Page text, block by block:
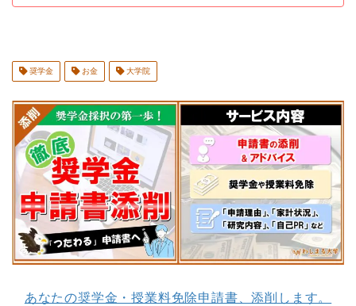
奨学金 お金 大学院
あなたの奨学金・授業料免除申請書、添削します。